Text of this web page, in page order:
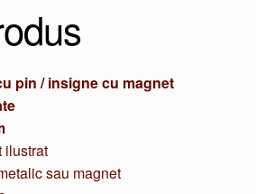
pin / insigne cu magnet
ilustrat
sau magnet